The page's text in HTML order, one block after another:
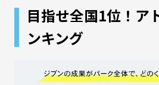
目指せ全国1位！ア
ンキング